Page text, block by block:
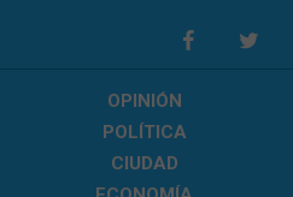
OPINIÓN
POLÍTICA
CIUDAD